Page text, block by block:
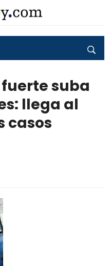
suba
llega al
casos